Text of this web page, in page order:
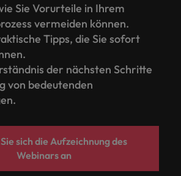
Sie Vorurteile in Ihrem
vermeiden können.
Tipps, die Sie sofort
der nächsten Schritte
von bedeutenden
sich die Aufzeichnung des
Webinars an